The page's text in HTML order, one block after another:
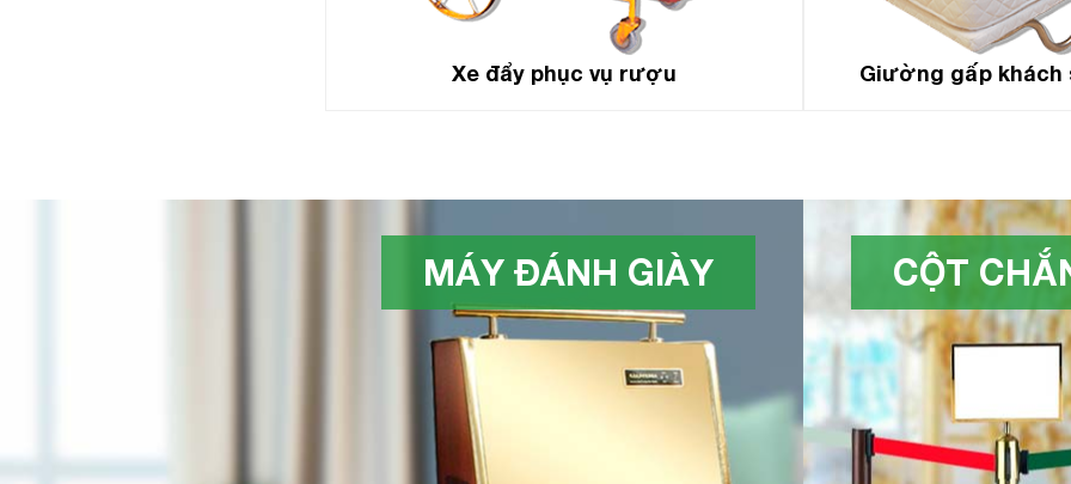
Xe đẩy phục vụ rượu Giường gấp khách
MÁY ĐÁNH GIÀY CỘT